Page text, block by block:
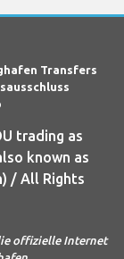
Transfers
trading as
known as
/ All Rights
offizielle Internet